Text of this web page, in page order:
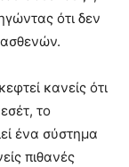
ότι δεν
κανείς ότι
το
ένα σύστημα
πιθανές